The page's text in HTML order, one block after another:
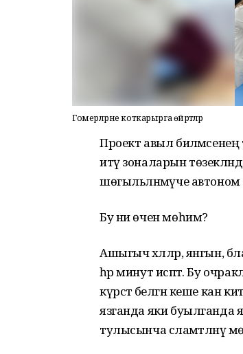
Гомерләрне коткарырга өйрәтәләр
Проект авыл
итү зоналарын
шөгыльләнмәүче
Бу ни өчен мөһим?
Ашыгыч хәлләр, янгын,
һәр минут исәптә. Бу
күрсәтә белгән кеше кан
язганда яки буылганда
тулысынча сәламәтләнү